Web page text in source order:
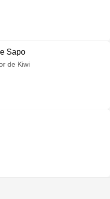
Sapo
de Kiwi